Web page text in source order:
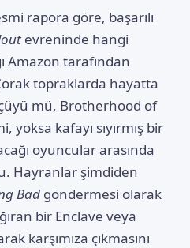
rapora göre, başarılı
evreninde hangi
Amazon tarafından
topraklarda hayatta
mü, Brotherhood of
yoksa kafayı sıyırmış bir
oyuncular arasında
Hayranlar şimdiden
Bad göndermesi olarak
bir Enclave veya
karşımıza çıkmasını